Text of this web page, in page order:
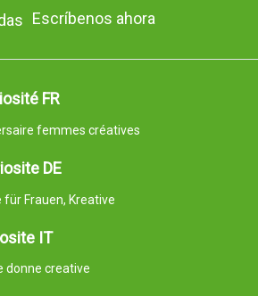
Escríbenos ahora
FR
femmes créatives
DE
Frauen, Kreative
IT
donne creative